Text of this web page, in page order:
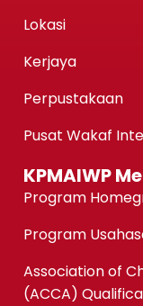
Lokasi
Kerjaya
Perpustakaan
Pusat Wakaf
KPMAIWP
Program
Program
Association of
(ACCA)